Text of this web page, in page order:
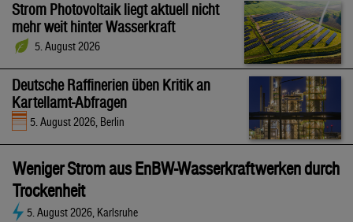
Strom Photovoltaik liegt aktuell nicht
mehr weit hinter Wasserkraft
5. August 2026
Deutsche Raffinerien üben Kritik an
Kartellamt-Abfragen
5. August 2026, Berlin
Weniger Strom aus EnBW-Wasserkraftwerken durch
Trockenheit
5. August 2026, Karlsruhe